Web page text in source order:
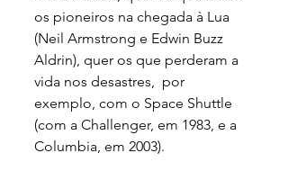
os pioneiros na chegada à Lua
(Neil Armstrong e Edwin Buzz
Aldrin), quer os que perderam a
vida nos desastres,  por
exemplo, com o Space Shuttle
(com a Challenger, em 1983, e a
Columbia, em 2003).